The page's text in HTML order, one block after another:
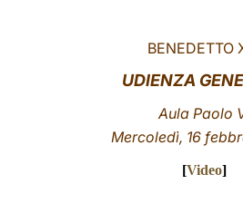
BENEDETTO
UDIENZA
Aula Paolo
Mercoledì, 16
[Video]